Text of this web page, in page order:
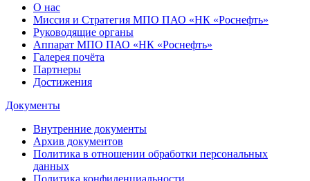
О нас
Миссия и Стратегия МПО ПАО «НК «Роснефть»
Руководящие органы
Аппарат МПО ПАО «НК «Роснефть»
Галерея почёта
Партнеры
Достижения
Документы
Внутренние документы
Архив документов
Политика в отношении обработки персональных
данных
Политика конфиденциальности